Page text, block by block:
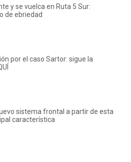
y se vuelca en Ruta 5 Sur:
de ebriedad
por el caso Sartor: sigue la
sistema frontal a partir de esta
característica